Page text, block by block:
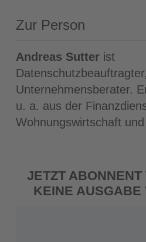
Zur Person
Andreas Sutter ist
Unternehmensberater.
u. a. aus der
Wohnungswirtschaft
JETZT
KEINE AUSGABE